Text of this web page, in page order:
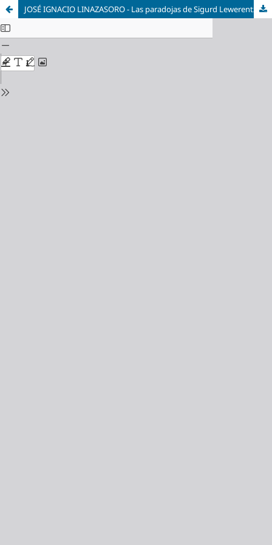
JOSÉ IGNACIO LINAZASORO - Las paradojas de Sigurd Lewerentz. Del Clasicismo al estilo tardío